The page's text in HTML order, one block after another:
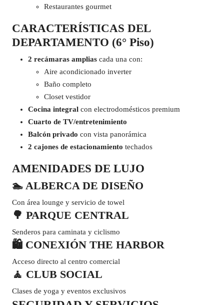
Restaurantes gourmet
CARACTERÍSTICAS DEL
DEPARTAMENTO (6° Piso)
2 recámaras amplias cada una con:
Aire acondicionado inverter
Baño completo
Closet vestidor
Cocina integral con electrodomésticos premium
Cuarto de TV/entretenimiento
Balcón privado con vista panorámica
2 cajones de estacionamiento techados
AMENIDADES DE LUJO
🏊 ALBERCA DE DISEÑO
Con área lounge y servicio de towel
🌳 PARQUE CENTRAL
Senderos para caminata y ciclismo
🛍️ CONEXIÓN THE HARBOR
Acceso directo al centro comercial
🧘 CLUB SOCIAL
Clases de yoga y eventos exclusivos